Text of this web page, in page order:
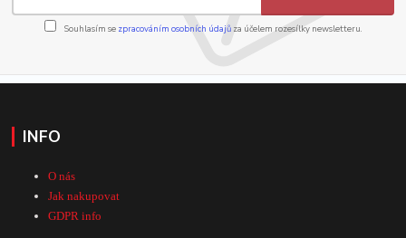
Souhlasím se zpracováním osobních údajůza účelem rozesílky newsletteru.
INFO
O nás
Jak nakupovat
GDPR info